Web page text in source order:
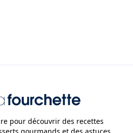
pour découvrir des recettes